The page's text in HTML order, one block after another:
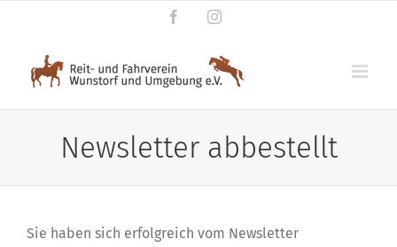
springen
FacebookInstagram
Newsletter abbestellt
Sie haben sich erfolgreich vom Newsletter